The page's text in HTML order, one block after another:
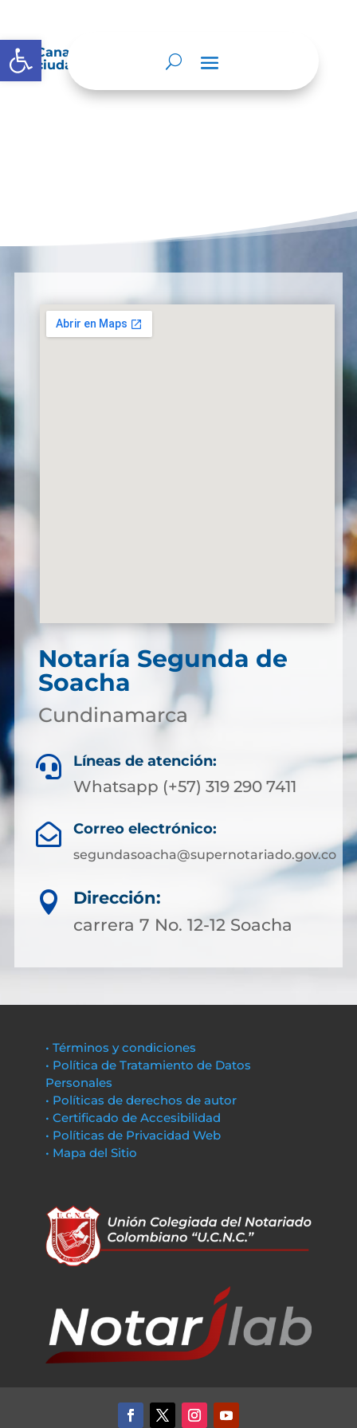
Abrir barra de herramientas
Canales habilitados para la atención a la
ciudadanía
Notaría Segunda de
Soacha
Cundinamarca
 Líneas de atención:
Whatsapp (+57) 319 290 7411
 Correo electrónico:
segundasoacha@supernotariado.gov.co

Dirección:
carrera 7 No. 12-12 Soacha
• Términos y condiciones
• Política de Tratamiento de Datos
Personales
• Políticas de derechos de autor
• Certificado de Accesibilidad
• Políticas de Privacidad Web
• Mapa del Sitio